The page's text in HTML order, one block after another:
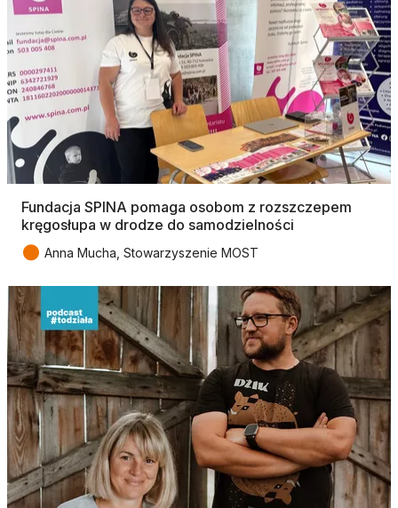
Fundacja SPINA pomaga osobom z rozszczepem
kręgosłupa w drodze do samodzielności
● Anna Mucha, Stowarzyszenie MOST